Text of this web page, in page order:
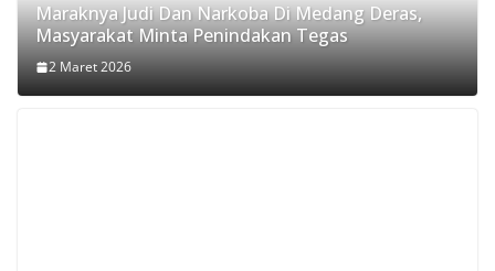
Maraknya Judi Dan Narkoba Di Medang Deras,
Masyarakat Minta Penindakan Tegas
2 Maret 2026